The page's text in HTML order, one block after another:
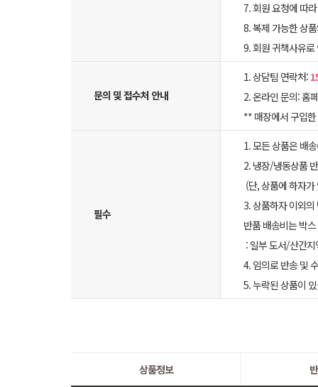
7. 회원 요청에 따
8. 복제 가능한 상
9. 회원 귀책사유
문의 및 접수처 안내
1. 상담팀 연락처:
2. 온라인 문의: 홈
** 매장에서 구입
필수
1. 모든 상품은 배
2. 냉장/냉동상품
(단, 상품에 하자
3. 상품하자 이외
반품 배송비는 박
: 일부 도서/산간
4. 임의로 반송 및
5. 누락된 상품이
상품정보